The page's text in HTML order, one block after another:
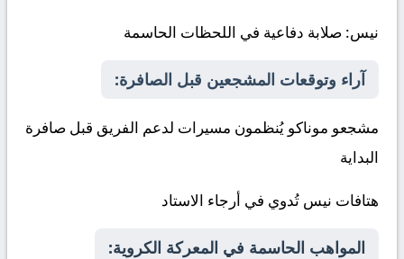
نيس: صلابة دفاعية في اللحظات الحاسمة
آراء وتوقعات المشجعين قبل الصافرة:
مشجعو موناكو يُنظمون مسيرات لدعم الفريق قبل صافرة
البداية
هتافات نيس تُدوي في أرجاء الاستاد
المواهب الحاسمة في المعركة الكروية: